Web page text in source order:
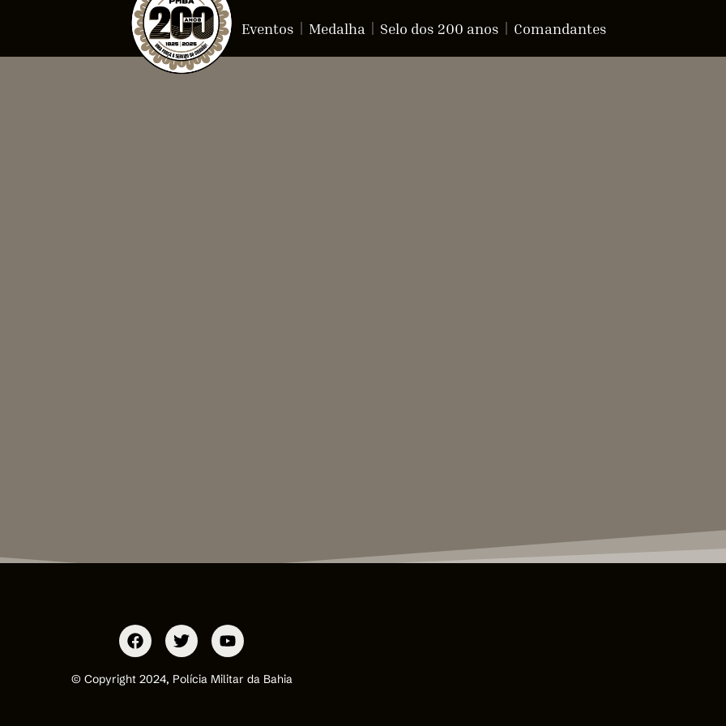
Eventos Medalha Selo dos 200 anos Comandantes
© Copyright 2024, Polícia Militar da Bahia